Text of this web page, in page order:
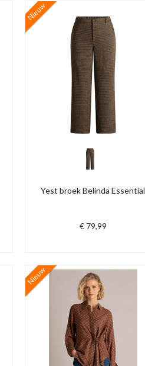
Nieuw
Yest broek Belinda Essential
€ 79,99
Nieuw